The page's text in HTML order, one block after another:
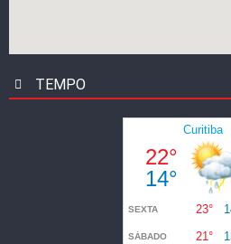
TEMPO